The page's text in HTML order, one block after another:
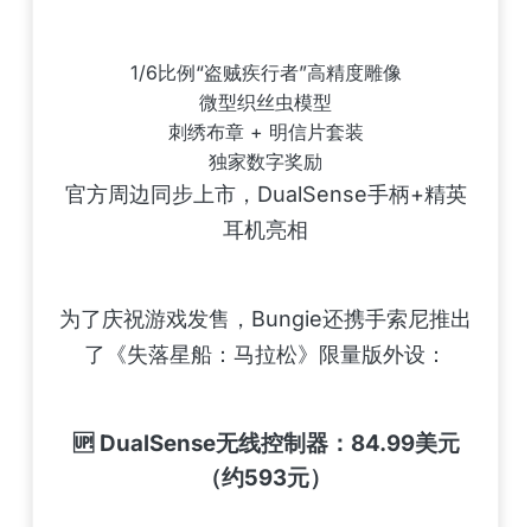
1/6比例“盗贼疾行者”高精度雕像
微型织丝虫模型
刺绣布章 + 明信片套装
独家数字奖励
官方周边同步上市，DualSense手柄+精英
耳机亮相
为了庆祝游戏发售，Bungie还携手索尼推出
了《失落星船：马拉松》限量版外设：
🆙 DualSense无线控制器：84.99美元
（约593元）